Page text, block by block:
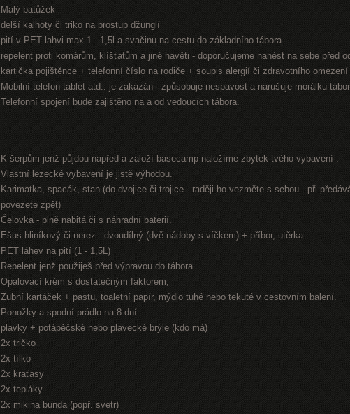
Malý batůžek
delší kalhoty či triko na prostup džunglí
pití v PET lahvi max 1 - 1,5l a svačinu na cestu do základního tábora
repelent proti komárům, klíšťatům a jiné havěti - doporučujeme nanést na sebe před
kartička pojištěnce + telefonní číslo na rodiče + soupis alergií či zdravotního omezení
Mobilní telefon tablet atd.. je zakázán - způsobuje nespavost a narušuje morálku
Telefonní spojení bude zajištěno na a od vedoucích tábora.
K šerpům jenž půjdou napřed a založí basecamp naložíme zbytek tvého vybavení :
Vlastní lezecké vybavení je jistě výhodou.
Karimatka, spacák, stan (do dvojice či trojice - raději ho vezměte s sebou - při
povezete zpět)
Čelovka - plně nabitá či s náhradní baterií.
Ešus hliníkový či nerez - dvoudílný (dvě nádoby s víčkem) + příbor, utěrka.
PET láhev na pití (1 - 1,5L)
Repelent jenž použiješ před výpravou do tábora
Opalovací krém s dostatečným faktorem,
Zubní kartáček + pastu, toaletní papír, mýdlo tuhé nebo tekuté v cestovním balení.
Ponožky a spodní prádlo na 8 dní
plavky + potápěčské nebo plavecké brýle (kdo má)
2x tričko
2x tílko
2x kraťasy
2x tepláky
2x mikina bunda (popř. svetr)